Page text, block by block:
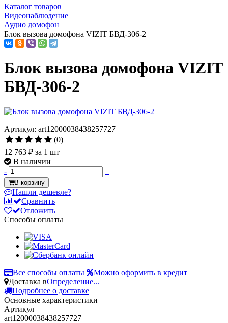
Каталог товаров
Видеонаблюдение
Аудио домофон
Блок вызова домофона VIZIT БВД-306-2
Блок вызова домофона VIZIT
БВД-306-2
Артикул: art12000038438257727
(0)
12 763 ₽ за 1 шт
В наличии
-
+
В корзину
Нашли дешевле?
Сравнить
Отложить
Способы оплаты
Все способы оплаты
Можно оформить в кредит
Доставка вОпределение...
Подробнее о доставке
Основные характеристики
Артикул
art12000038438257727